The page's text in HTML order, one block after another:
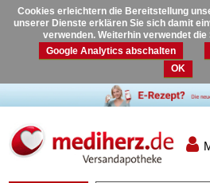
Cookies erleichtern die Bereitstellung
unserer Dienste erklären Sie sich damit
verwenden. Weiterhin verwendet
Google Analytics abschalten
OK